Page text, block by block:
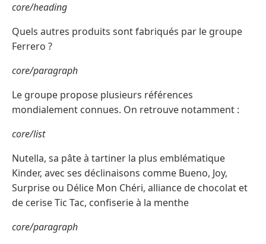
core/heading
Quels autres produits sont fabriqués par le groupe
Ferrero ?
core/paragraph
Le groupe propose plusieurs références
mondialement connues. On retrouve notamment :
core/list
Nutella, sa pâte à tartiner la plus emblématique
Kinder, avec ses déclinaisons comme Bueno, Joy,
Surprise ou Délice Mon Chéri, alliance de chocolat et
de cerise Tic Tac, confiserie à la menthe
core/paragraph